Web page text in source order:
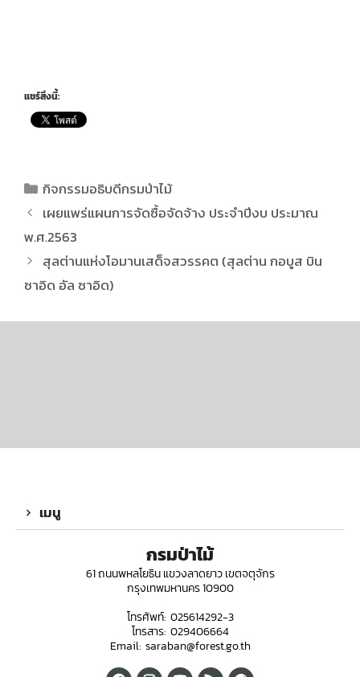
แชร์สิ่งนี้:
กิจกรรมอธิบดีกรมป่าไม้
เผยแพร่แผนการจัดซื้อจัดจ้าง ประจำปีงบ ประมาณ
พ.ศ.2563
สุลต่านแห่งโอมานเสด็จสวรรคต (สุลต่าน กอบูส บิน
ซาอิด อัล ซาอิด)
เมนู
กรมป่าไม้
61 ถนนพหลโยธิน แขวงลาดยาว เขตจตุจักร
กรุงเทพมหานคร 10900
โทรศัพท์: 025614292-3
โทรสาร: 029406664
Email: saraban@forest.go.th